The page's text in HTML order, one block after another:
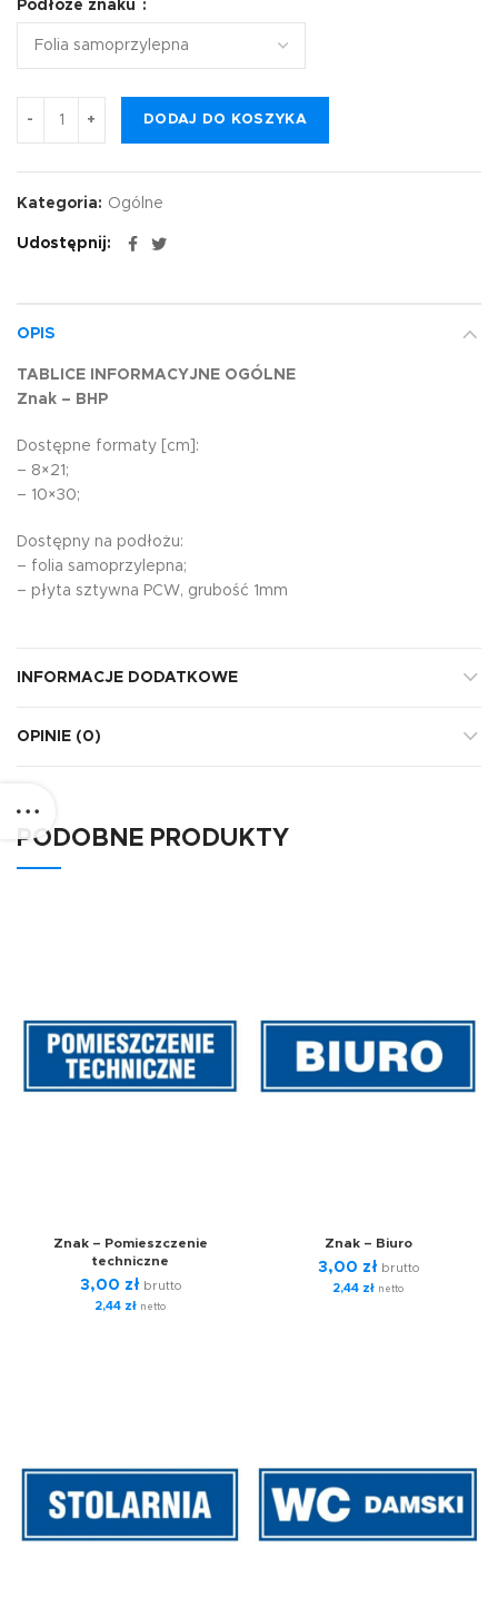
Podłoże znaku
DODAJ DO KOSZYKA
Kategoria: Ogólne
Udostępnij
OPIS
TABLICE INFORMACYJNE OGÓLNE
Znak – BHP
Dostępne formaty [cm]:
– 8×21;
– 10×30;
Dostępny na podłożu:
– folia samoprzylepna;
– płyta sztywna PCW, grubość 1mm
INFORMACJE DODATKOWE
OPINIE (0)
PODOBNE PRODUKTY
Znak – Pomieszczenie
techniczne
3,00 zł brutto
2,44 zł netto
Znak – Biuro
3,00 zł brutto
2,44 zł netto